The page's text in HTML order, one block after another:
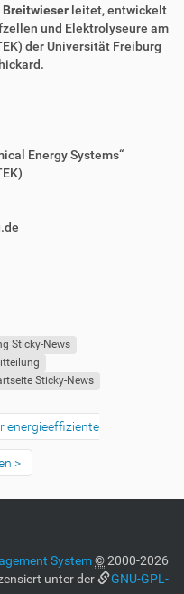
leitet, entwickelt
und Elektrolyseure am
der Universität Freiburg
Energy Systems“
Sticky-News
Sticky-News
energieeffiziente
System©2000-2026
unter der
GNU-GPL-